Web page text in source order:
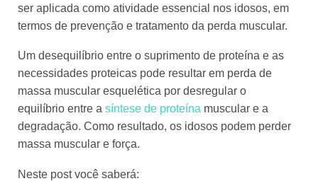
ser aplicada como atividade essencial nos idosos, em
termos de prevenção e tratamento da perda muscular.
Um desequilíbrio entre o suprimento de proteína e as
necessidades proteicas pode resultar em perda de
massa muscular esquelética por desregular o
equilíbrio entre a síntese de proteína muscular e a
degradação. Como resultado, os idosos podem perder
massa muscular e força.
Neste post você saberá: